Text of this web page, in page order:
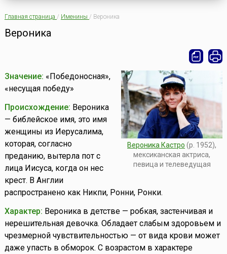
Главная страница / Именины / Вероника
Вероника
Вероника Кастро (р. 1952),
мексиканская актриса,
певица и телеведущая
Значение: «Победоносная»,
«несущая победу»
Происхождение: Вероника
— библейское имя, это имя
женщины из Иерусалима,
которая, согласно
преданию, вытерла пот с
лица Иисуса, когда он нес
крест. В Англии
распространено как Никпи, Ронни, Ронки.
Характер: Вероника в детстве — робкая, застенчивая и
нерешительная девочка. Обладает слабым здоровьем и
чрезмерной чувствительностью — от вида крови может
даже упасть в обморок. С возрастом в характере